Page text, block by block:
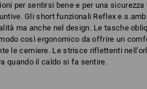
per sentirsi bene e per una sicurezza
Gli short funzionali Reflex
ma anche nel design. Le tasche
così ergonomico da offrire un
le cerniere. Le strisce riflettenti
quando il caldo si fa sentire.